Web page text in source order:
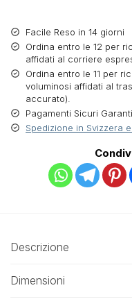
Facile Reso in 14 giorni
Ordina entro le 12 per
affidati al corriere
Ordina entro le 11 per
voluminosi affidati al
accurato).
Pagamenti Sicuri
Spedizione in Svizzera
Descrizione
Dimensioni